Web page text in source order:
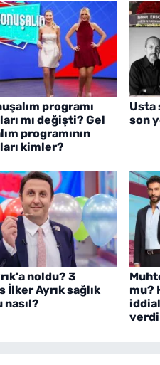
programı
mı değişti? Gel
programının
kimler?
Usta
son
noldu? 3
İlker Ayrık sağlık
nasıl?
mu?
verdi